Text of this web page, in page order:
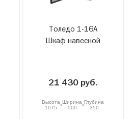
Толедо 1-16А
Шкаф навесной
21 430 руб.
Высота
1075
xШирина
500
xГлубина
350